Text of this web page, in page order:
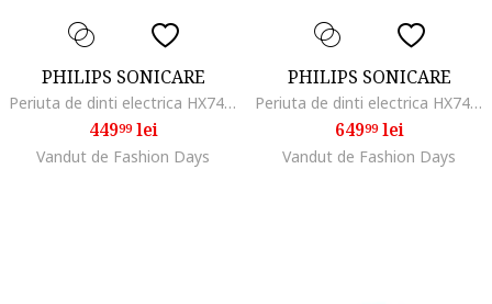
PHILIPS SONICARE
Periuta de dinti electrica HX7406/01, 62.000 miscari/minut, autonomie 21 zile, 2 moduri de periere, 3 intensitati, senzor presiune luminos, functia BrushSync, capat de periere Sensitive, bleu
44999lei
Vandut de Fashion Days
PHILIPS SONICARE
Periuta de dinti electrica HX7411/10, 62.000 miscari/minut, autonomie 21 zile, 3 moduri de periere,3 intensitati, senzor presiune luminos, functia BrushSync, capat de periere Senstive, toc transport, negru
64999lei
Vandut de Fashion Days